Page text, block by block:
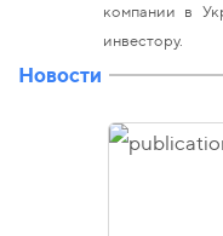
компании в
инвестору.
Новости